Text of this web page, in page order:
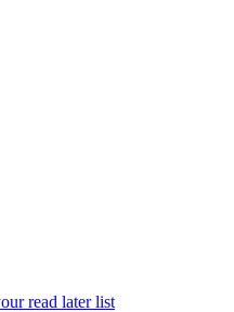
read later list